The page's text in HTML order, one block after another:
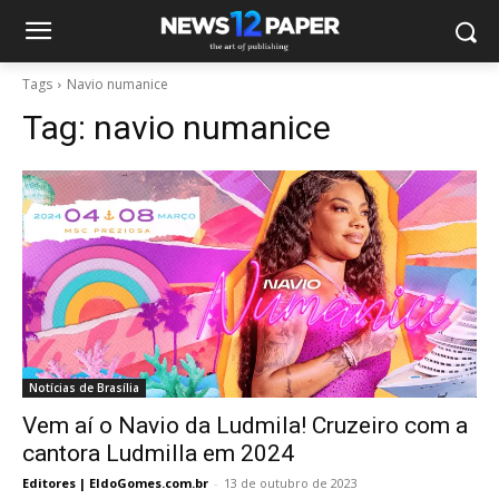
Tags Navio numanice
Tag: navio numanice
Notícias de Brasília
Vem aí o Navio da Ludmila! Cruzeiro com a
cantora Ludmilla em 2024
Editores | EldoGomes.com.br - 13 de outubro de 2023